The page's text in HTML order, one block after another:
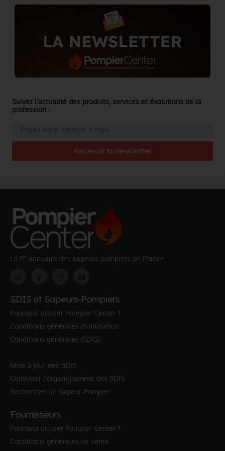
Suivez l'actualité des produits, services et évolutions de la
profession :
Recevoir la newsletter
Le 1er annuaire des sapeurs pompiers de France.
SDIS et Sapeurs-Pompiers
Pourquoi utiliser Pompier Center ?
Conditions générales d'utilisation
Conditions générales (SDIS)
Mise à jour des SDIS
Consulter l'organigramme des SDIS
Rechercher un Sapeur-Pompier
Fournisseurs
Pourquoi utiliser Pompier Center ?
Conditions générales de vente